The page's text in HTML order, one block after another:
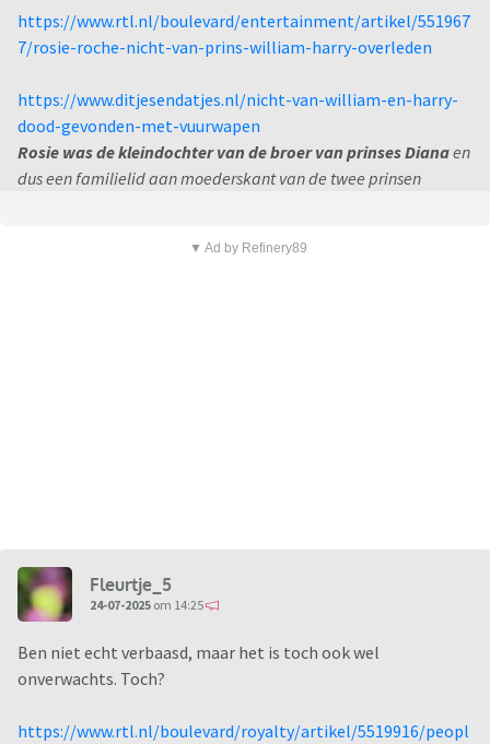
https://www.rtl.nl/boulevard/entertainment/artikel/551967
7/rosie-roche-nicht-van-prins-william-harry-overleden
https://www.ditjesendatjes.nl/nicht-van-william-en-harry-
dood-gevonden-met-vuurwapen
Rosie was de kleindochter van de broer van prinses Dianaen
dus een familielid aan moederskant van de twee prinsen
▼ Ad by Refinery89
Fleurtje_5
24-07-2025 om 14:25
Ben niet echt verbaasd, maar het is toch ook wel
onverwachts. Toch?
https://www.rtl.nl/boulevard/royalty/artikel/5519916/peopl